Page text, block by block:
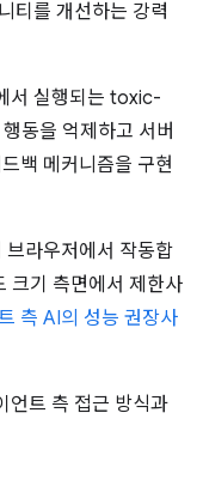
티를 개선하는 강력
서 실행되는 toxic-
동을 억제하고 서버
백 메커니즘을 구현
브라우저에서 작동합
크기 측면에서 제한사
측 AI의 성능 권장사
언트 측 접근 방식과